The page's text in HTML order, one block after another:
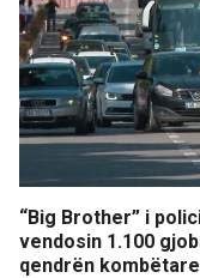
“Big Brother” i
vendosin 1.100
qendrën kombëtare